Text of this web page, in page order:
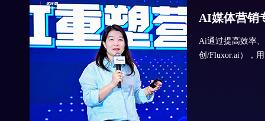
AI媒体营销
Ai通过提高效率
创/Fluxor.ai），